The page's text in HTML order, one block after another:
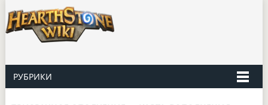
РУБРИКИ